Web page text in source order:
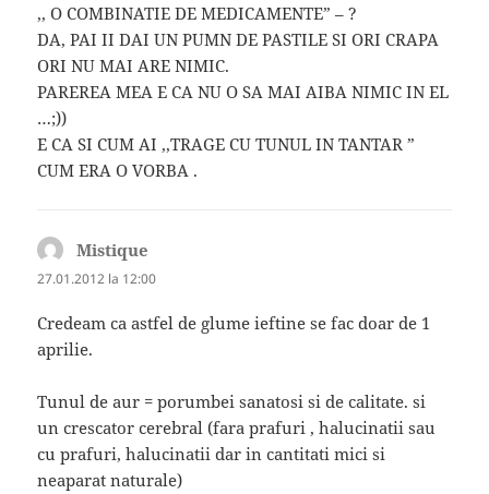
,, O COMBINATIE DE MEDICAMENTE” – ?
DA, PAI II DAI UN PUMN DE PASTILE SI ORI CRAPA
ORI NU MAI ARE NIMIC.
PAREREA MEA E CA NU O SA MAI AIBA NIMIC IN EL
…;))
E CA SI CUM AI ,,TRAGE CU TUNUL IN TANTAR ”
CUM ERA O VORBA .
Mistique
27.01.2012 la 12:00
Credeam ca astfel de glume ieftine se fac doar de 1
aprilie.
Tunul de aur = porumbei sanatosi si de calitate. si
un crescator cerebral (fara prafuri , halucinatii sau
cu prafuri, halucinatii dar in cantitati mici si
neaparat naturale)